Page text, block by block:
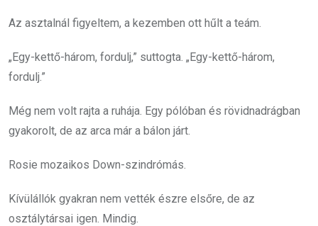
Az asztalnál figyeltem, a kezemben ott hűlt a teám.
„Egy-kettő-három, fordulj,” suttogta. „Egy-kettő-három,
fordulj.”
Még nem volt rajta a ruhája. Egy pólóban és rövidnadrágban
gyakorolt, de az arca már a bálon járt.
Rosie mozaikos Down-szindrómás.
Kívülállók gyakran nem vették észre elsőre, de az
osztálytársai igen. Mindig.